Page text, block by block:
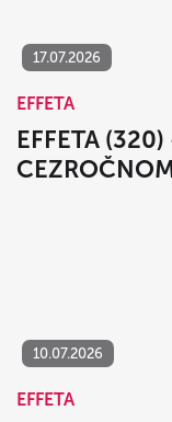
17.07.2026